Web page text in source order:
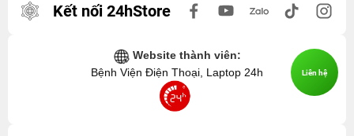
Kết nối 24hStore
Website thành viên:
Bệnh Viện Điện Thoại, Laptop 24h
Liên hệ